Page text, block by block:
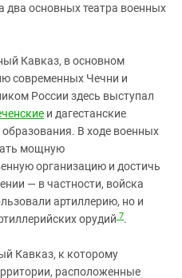
два основных театра военных
Кавказ, в основном
современных Чечни и
России здесь выступал
и дагестанские
В ходе военных
мощную
организацию и достичь
— в частности, войска
артиллерию, но и
орудий 7.
Кавказ, к которому
расположенные